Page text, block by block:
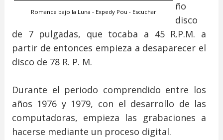
Romance bajo la Luna - Expedy Pou - Escuchar
ño
disco
de 7 pulgadas, que tocaba a 45 R.P.M. a
partir de entonces empieza a desaparecer el
disco de 78 R. P. M.
Durante el periodo comprendido entre los
años 1976 y 1979, con el desarrollo de las
computadoras, empieza las grabaciones a
hacerse mediante un proceso digital.